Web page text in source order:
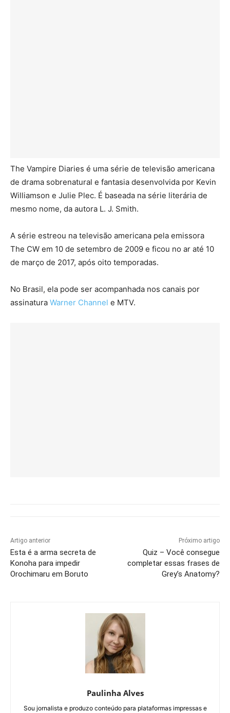
The Vampire Diaries é uma série de televisão americana
de drama sobrenatural e fantasia desenvolvida por Kevin
Williamson e Julie Plec. É baseada na série literária de
mesmo nome, da autora L. J. Smith.
A série estreou na televisão americana pela emissora
The CW em 10 de setembro de 2009 e ficou no ar até 10
de março de 2017, após oito temporadas.
No Brasil, ela pode ser acompanhada nos canais por
assinatura Warner Channel e MTV.
Artigo anterior
Esta é a arma secreta de
Konoha para impedir
Orochimaru em Boruto
Próximo artigo
Quiz – Você consegue
completar essas frases de
Grey’s Anatomy?
Paulinha Alves
Sou jornalista e produzo conteúdo para plataformas impressas e